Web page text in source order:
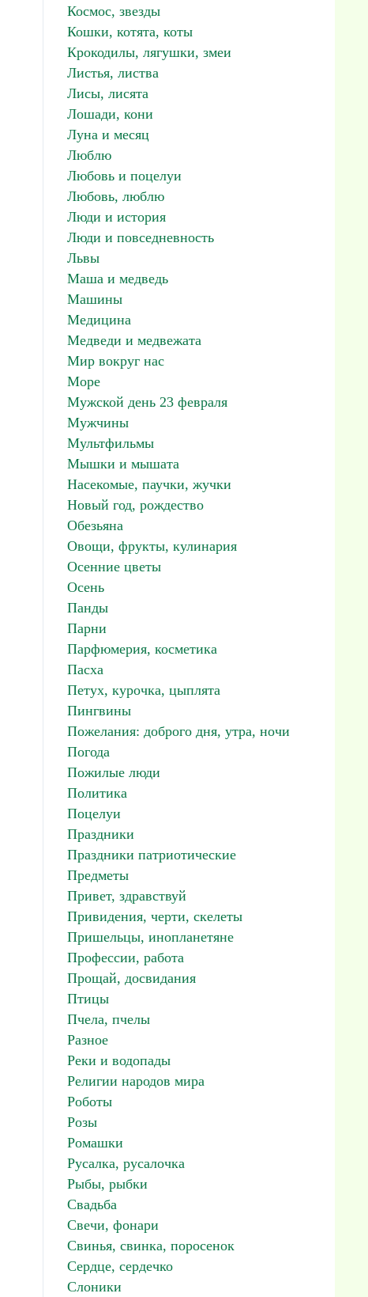
Космос, звезды
Кошки, котята, коты
Крокодилы, лягушки, змеи
Листья, листва
Лисы, лисята
Лошади, кони
Луна и месяц
Люблю
Любовь и поцелуи
Любовь, люблю
Люди и история
Люди и повседневность
Львы
Маша и медведь
Машины
Медицина
Медведи и медвежата
Мир вокруг нас
Море
Мужской день 23 февраля
Мужчины
Мультфильмы
Мышки и мышата
Насекомые, паучки, жучки
Новый год, рождество
Обезьяна
Овощи, фрукты, кулинария
Осенние цветы
Осень
Панды
Парни
Парфюмерия, косметика
Пасха
Петух, курочка, цыплята
Пингвины
Пожелания: доброго дня, утра, ночи
Погода
Пожилые люди
Политика
Поцелуи
Праздники
Праздники патриотические
Предметы
Привет, здравствуй
Привидения, черти, скелеты
Пришельцы, инопланетяне
Профессии, работа
Прощай, досвидания
Птицы
Пчела, пчелы
Разное
Реки и водопады
Религии народов мира
Роботы
Розы
Ромашки
Русалка, русалочка
Рыбы, рыбки
Свадьба
Свечи, фонари
Свинья, свинка, поросенок
Сердце, сердечко
Слоники